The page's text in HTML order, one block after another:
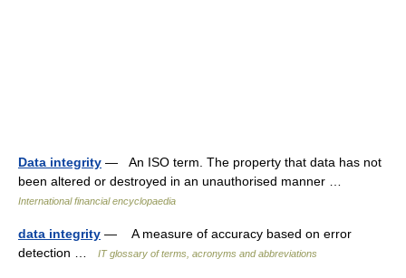
Data integrity — An ISO term. The property that data has not
been altered or destroyed in an unauthorised manner …
International financial encyclopaedia
data integrity — A measure of accuracy based on error
detection …
IT glossary of terms, acronyms and abbreviations